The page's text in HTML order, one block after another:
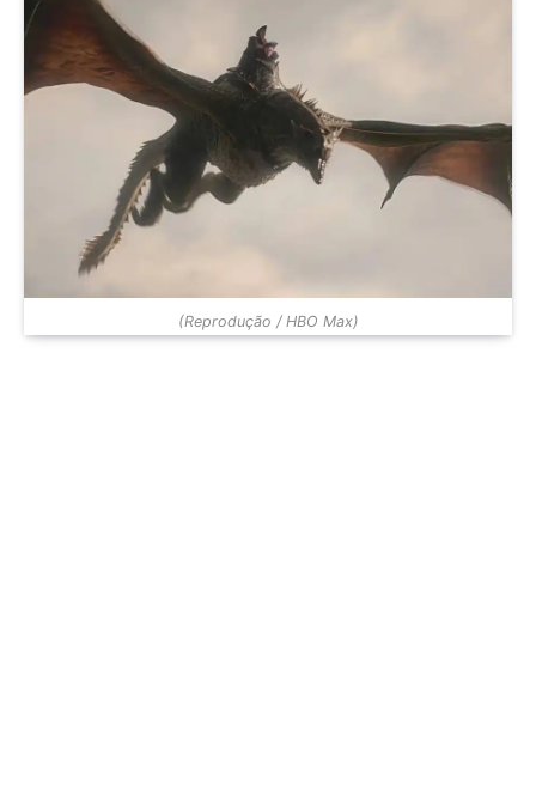
(Reprodução / HBO Max)